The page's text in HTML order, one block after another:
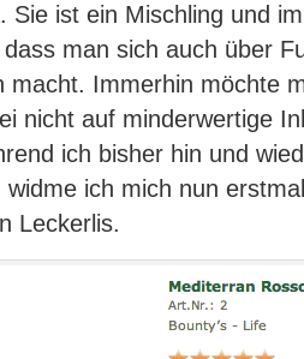
Sie ist ein Mischling und
man sich auch über
macht. Immerhin möchte
nicht auf minderwertige
ich bisher hin und
ich mich nun
Leckerlis.